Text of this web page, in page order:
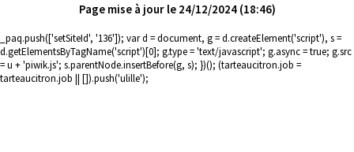
Page mise à jour le 24/12/2024 (18:46)